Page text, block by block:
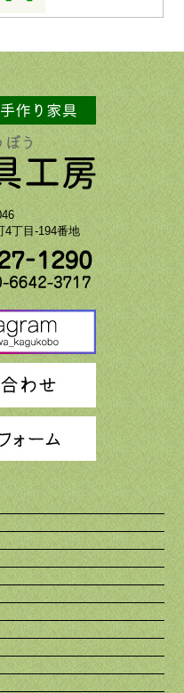
4丁目-194番地